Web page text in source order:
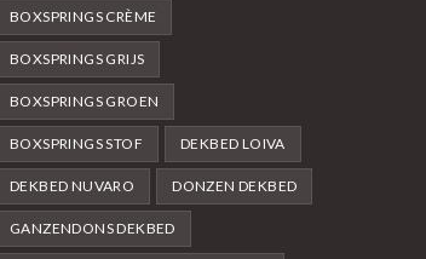
BOXSPRINGS CRÈME
BOXSPRINGS GRIJS
BOXSPRINGS GROEN
BOXSPRINGS STOF DEKBED LOIVA
DEKBED NUVARO DONZEN DEKBED
GANZENDONS DEKBED